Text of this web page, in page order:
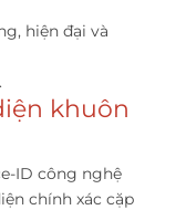
hiện đại và
khuôn
ID công nghệ
chính xác cặp